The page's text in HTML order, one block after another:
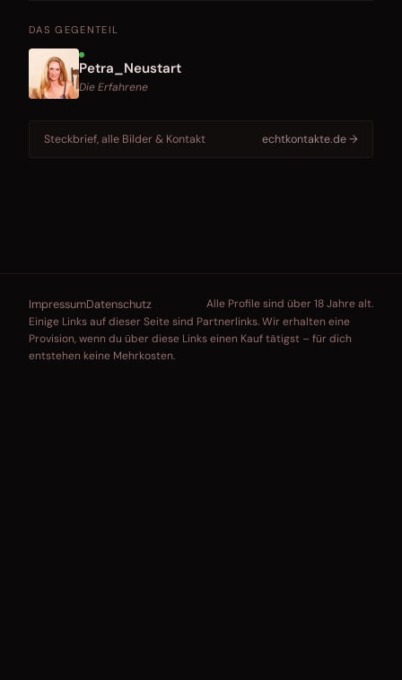
DAS GEGENTEIL
Petra_Neustart
Die Erfahrene
Steckbrief, alle Bilder & Kontakt echtkontakte.de →
ImpressumDatenschutz
Alle Profile sind über 18 Jahre alt.
Einige Links auf dieser Seite sind Partnerlinks. Wir erhalten eine
Provision, wenn du über diese Links einen Kauf tätigst – für dich
entstehen keine Mehrkosten.